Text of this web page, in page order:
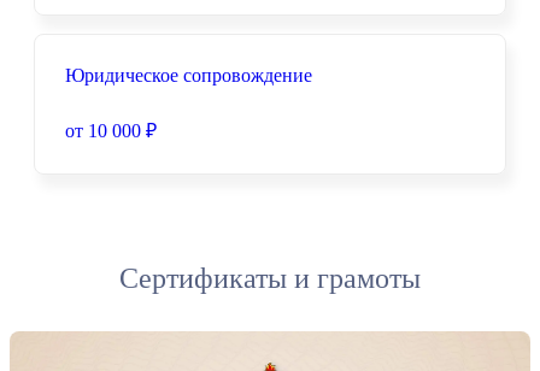
Юридическое сопровождение
от 10 000 ₽